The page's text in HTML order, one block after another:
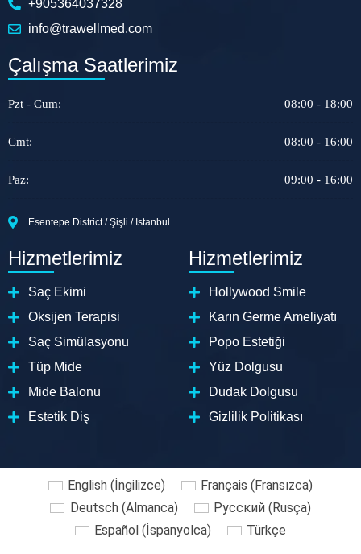
+905364037328
info@trawellmed.com
Çalışma Saatlerimiz
Pzt - Cum: 08:00 - 18:00
Cmt: 08:00 - 16:00
Paz: 09:00 - 16:00
Esentepe District / Şişli / İstanbul
Hizmetlerimiz
Saç Ekimi
Oksijen Terapisi
Saç Simülasyonu
Tüp Mide
Mide Balonu
Estetik Diş
Hizmetlerimiz
Hollywood Smile
Karın Germe Ameliyatı
Popo Estetiği
Yüz Dolgusu
Dudak Dolgusu
Gizlilik Politikası
English (İngilizce) Français (Fransızca)
Deutsch(Almanca) Русский(Rusça)
Español (İspanyolca) Türkçe